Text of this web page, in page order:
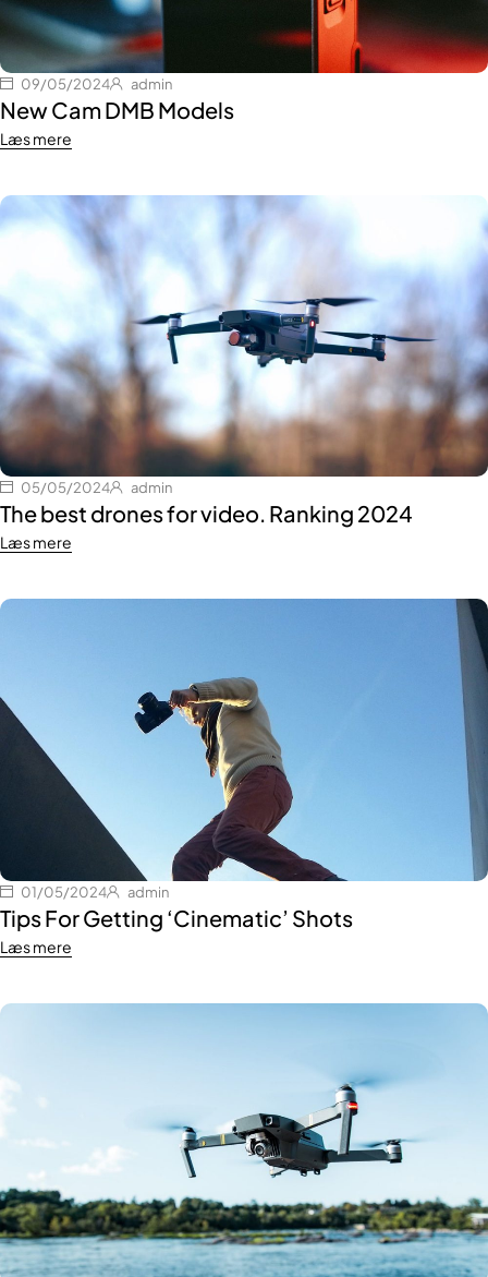
09/05/2024 admin
New Cam DMB Models
Læs mere
05/05/2024 admin
The best drones for video. Ranking 2024
Læs mere
01/05/2024 admin
Tips For Getting ‘Cinematic’ Shots
Læs mere